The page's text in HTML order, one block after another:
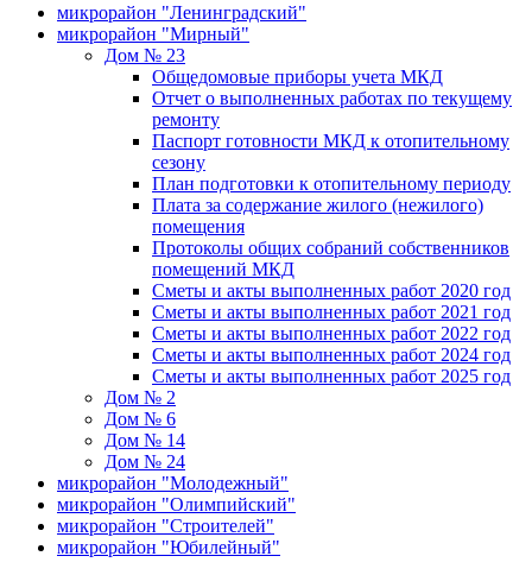
микрорайон "Ленинградский"
микрорайон "Мирный"
Дом № 23
Общедомовые приборы учета МКД
Отчет о выполненных работах по текущему
ремонту
Паспорт готовности МКД к отопительному
сезону
План подготовки к отопительному периоду
Плата за содержание жилого (нежилого)
помещения
Протоколы общих собраний собственников
помещений МКД
Сметы и акты выполненных работ 2020 год
Сметы и акты выполненных работ 2021 год
Сметы и акты выполненных работ 2022 год
Сметы и акты выполненных работ 2024 год
Сметы и акты выполненных работ 2025 год
Дом № 2
Дом № 6
Дом № 14
Дом № 24
микрорайон "Молодежный"
микрорайон "Олимпийский"
микрорайон "Строителей"
микрорайон "Юбилейный"